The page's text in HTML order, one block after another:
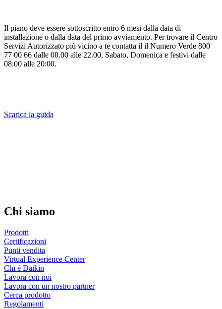
Il piano deve essere sottoscritto entro 6 mesi dalla data di
installazione o dalla data del primo avviamento. Per trovare il Centro
Servizi Autorizzato più vicino a te contatta il il Numero Verde 800
77 00 66 dalle 08.00 alle 22.00, Sabato, Domenica e festivi dalle
08:00 alle 20:00.
Scarica la guida
Chi siamo
Prodotti
Certificazioni
Punti vendita
Virtual Experience Center
Chi è Daikin
Lavora con noi
Lavora con un nostro partner
Cerca prodotto
Regolamenti